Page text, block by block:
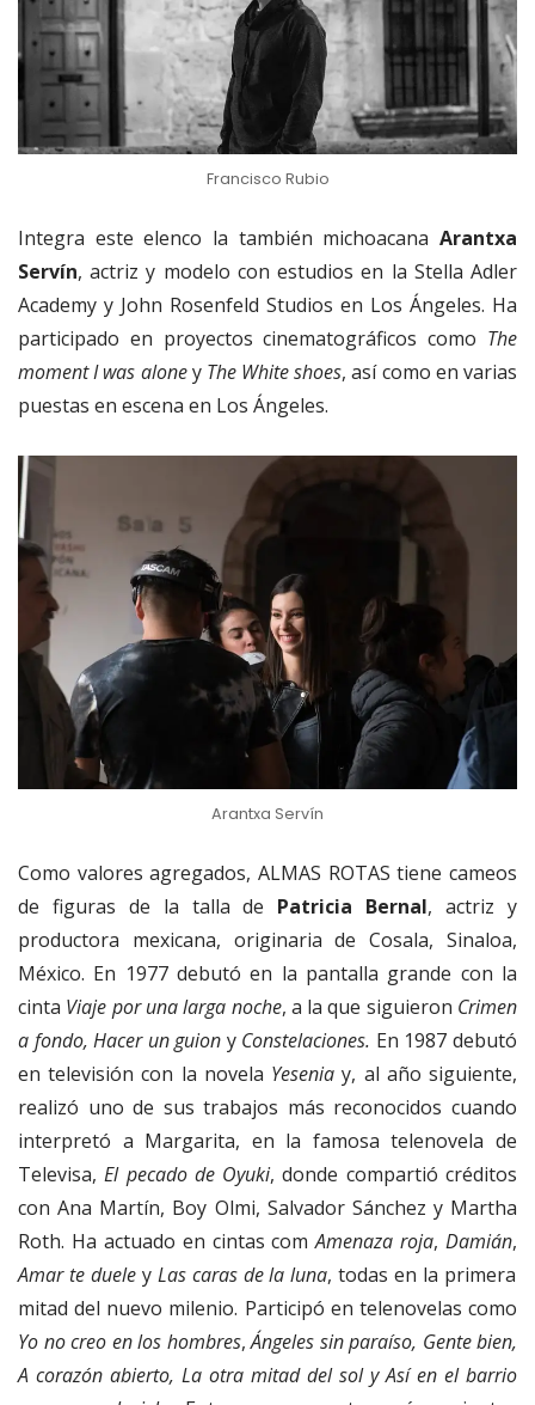
Francisco Rubio
Integra este elenco la también michoacana Arantxa
Servín, actriz y modelo con estudios en la Stella Adler
Academy y John Rosenfeld Studios en Los Ángeles. Ha
participado en proyectos cinematográficos como The
moment I was aloney The White shoes, así como en varias
puestas en escena en Los Ángeles.
Arantxa Servín
Como valores agregados, ALMAS ROTAS tiene cameos
de figuras de la talla de Patricia Bernal, actriz y
productora mexicana, originaria de Cosala, Sinaloa,
México. En 1977 debutó en la pantalla grande con la
cinta Viaje por una larga noche, a la que siguieron Crimen
a fondo, Hacer un guion y Constelaciones. En 1987 debutó
en televisión con la novela Yesenia y, al año siguiente,
realizó uno de sus trabajos más reconocidos cuando
interpretó a Margarita, en la famosa telenovela de
Televisa,El pecado de Oyuki, donde compartió créditos
con Ana Martín, Boy Olmi, Salvador Sánchez y Martha
Roth. Ha actuado en cintas comAmenaza roja, Damián,
Amar te dueley Las caras de la luna, todas en la primera
mitad del nuevo milenio. Participó en telenovelas como
Yo no creo en los hombres,Ángeles sin paraíso, Gente bien,
A corazón abierto, La otra mitad del sol y Así en el barrio